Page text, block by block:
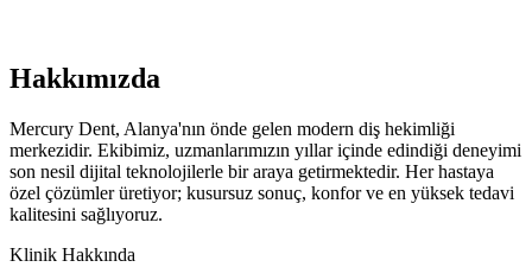
Hakkımızda
Mercury Dent, Alanya'nın önde gelen modern diş hekimliği
merkezidir. Ekibimiz, uzmanlarımızın yıllar içinde edindiği deneyimi
son nesil dijital teknolojilerle bir araya getirmektedir. Her hastaya
özel çözümler üretiyor; kusursuz sonuç, konfor ve en yüksek tedavi
kalitesini sağlıyoruz.
Klinik Hakkında